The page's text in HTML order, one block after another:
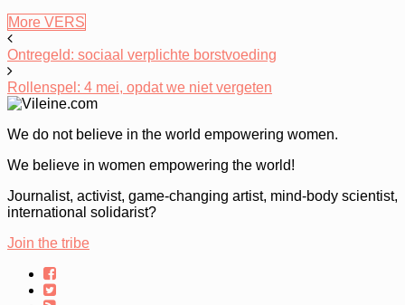
More VERS
Ontregeld: sociaal verplichte borstvoeding
Rollenspel: 4 mei, opdat we niet vergeten
We do not believe in the world empowering women.
We believe in women empowering the world!
Journalist, activist, game-changing artist, mind-body scientist,
international solidarist?
Join the tribe